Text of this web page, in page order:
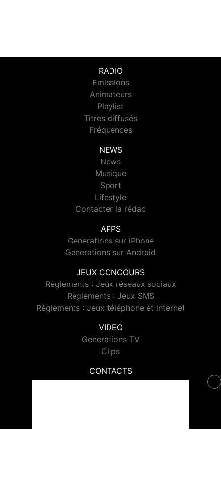
RADIO
Emissions
Animateurs
Playlist
Titres diffusés
Fréquences
NEWS
News
Musique
Sport
Lifestyle
Contacter la rédac
APPS
Generations sur iPhone
Generations sur Android
JEUX CONCOURS
Règlements : Jeux réseaux sociaux
Règlements : Jeux SMS
Règlements : Jeux téléphone et internet
VIDEO
Generations TV
Clips
CONTACTS
Contacter Generations